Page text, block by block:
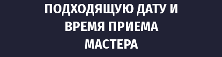
ПОДХОДЯЩУЮ ДАТУ И
ВРЕМЯ ПРИЕМА
МАСТЕРА